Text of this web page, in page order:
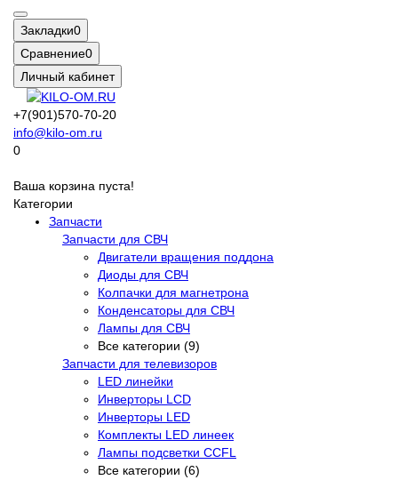
Закладки0
Сравнение0
Личный кабинет
+7(901)570-70-20
info@kilo-om.ru
0
Ваша корзина пуста!
Категории
Запчасти
Запчасти для СВЧ
Двигатели вращения поддона
Диоды для СВЧ
Колпачки для магнетрона
Конденсаторы для СВЧ
Лампы для СВЧ
Все категории (9)
Запчасти для телевизоров
LED линейки
Инверторы LCD
Инверторы LED
Комплекты LED линеек
Лампы подсветки CCFL
Все категории (6)